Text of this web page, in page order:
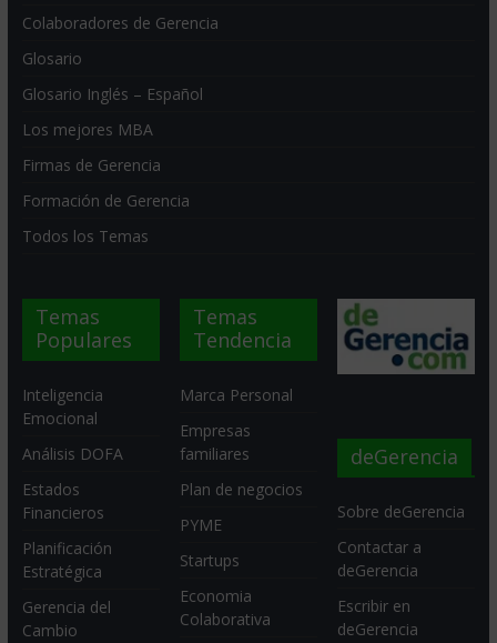
Colaboradores de Gerencia
Glosario
Glosario Inglés – Español
Los mejores MBA
Firmas de Gerencia
Formación de Gerencia
Todos los Temas
Temas
Populares
Inteligencia
Emocional
Análisis DOFA
Estados
Financieros
Planificación
Estratégica
Gerencia del
Cambio
Temas
Tendencia
Marca Personal
Empresas
familiares
Plan de negocios
PYME
Startups
Economia
Colaborativa
deGerencia
Sobre deGerencia
Contactar a
deGerencia
Escribir en
deGerencia